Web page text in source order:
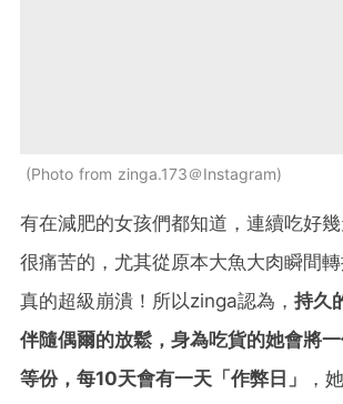
Photo from zinga.173＠Instagram
有在減肥的女孩們都知道，連續吃好
很痛苦的，尤其從原本大魚大肉瞬間轉
真的超級崩潰！所以zinga認為， 持久
伴隨偶爾的放鬆，身為吃貨的她會將
等份，每10天會有一天「作弊日」
，